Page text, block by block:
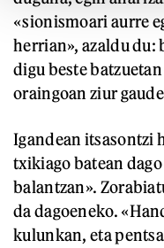
«sionismoari aurre
herrian», azaldu
digu beste
oraingoan ziur
Igandean itsasontzi
txikiago batean
balantzan».
da dagoeneko.
kulunkan, eta